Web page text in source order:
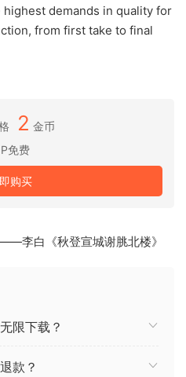
demands in quality for
from first take to final
2 金币
免费
购买
李白《秋登宣城谢脁北楼》
限下载？
款？